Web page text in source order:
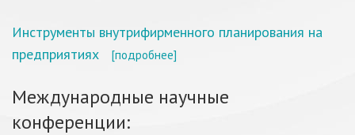
Инструменты внутрифирменного планирования на
предприятиях
[подробнее]
Международные научные
конференции: